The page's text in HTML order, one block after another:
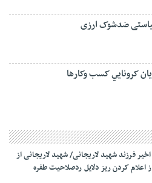
ضدشوک ارزی
کرونايي کسب وکارها
فرزند شهید لاریجانی/ شهید لاریجانی از
کردن ریز دلایل ردصلاحیت طفره